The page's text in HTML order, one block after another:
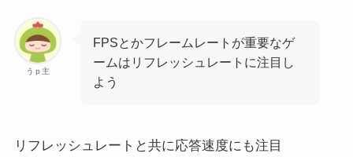
うｐ主
FPSとかフレームレートが重要なゲ
ームはリフレッシュレートに注目し
よう
リフレッシュレートと共に応答速度にも注目